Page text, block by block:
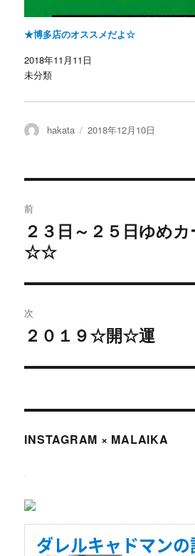
★博多店のオススメだよ☆
2018年11月11日
未分類
投
hakata
投
2018年12月10日
稿
ナ
ビ
ゲ
ー
シ
前
過
去
の
投
２３日～２５日ゆめ
☆☆
次
次
投
２０１９☆開☆運
INSTAGRAM × MALAIKA
ダレルキャドマンの